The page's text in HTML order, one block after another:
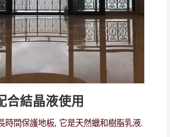
合結晶液使用
時間保護地板, 它是天然蠟和樹脂乳液.